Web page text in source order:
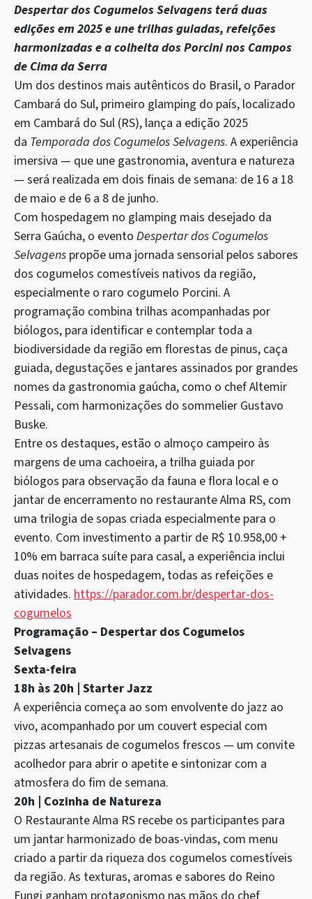
Despertar dos Cogumelos Selvagens terá duas
edições em 2025 e une trilhas guiadas, refeições
harmonizadas e a colheita dos Porcini nos Campos
de Cima da Serra
Um dos destinos mais autênticos do Brasil, o Parador
Cambará do Sul, primeiro glamping do país, localizado
em Cambará do Sul (RS), lança a edição 2025
da Temporada dos Cogumelos Selvagens. A experiência
imersiva — que une gastronomia, aventura e natureza
— será realizada em dois finais de semana: de 16 a 18
de maio e de 6 a 8 de junho.
Com hospedagem no glamping mais desejado da
Serra Gaúcha, o evento Despertar dos Cogumelos
Selvagens propõe uma jornada sensorial pelos sabores
dos cogumelos comestíveis nativos da região,
especialmente o raro cogumelo Porcini. A
programação combina trilhas acompanhadas por
biólogos, para identificar e contemplar toda a
biodiversidade da região em florestas de pinus, caça
guiada, degustações e jantares assinados por grandes
nomes da gastronomia gaúcha, como o chef Altemir
Pessali, com harmonizações do sommelier Gustavo
Buske.
Entre os destaques, estão o almoço campeiro às
margens de uma cachoeira, a trilha guiada por
biólogos para observação da fauna e flora local e o
jantar de encerramento no restaurante Alma RS, com
uma trilogia de sopas criada especialmente para o
evento. Com investimento a partir de R$ 10.958,00 +
10% em barraca suíte para casal, a experiência inclui
duas noites de hospedagem, todas as refeições e
atividades. https://parador.com.br/despertar-dos-
cogumelos
Programação – Despertar dos Cogumelos
Selvagens
Sexta-feira
18h às 20h | Starter Jazz
A experiência começa ao som envolvente do jazz ao
vivo, acompanhado por um couvert especial com
pizzas artesanais de cogumelos frescos — um convite
acolhedor para abrir o apetite e sintonizar com a
atmosfera do fim de semana.
20h | Cozinha de Natureza
O Restaurante Alma RS recebe os participantes para
um jantar harmonizado de boas-vindas, com menu
criado a partir da riqueza dos cogumelos comestíveis
da região. As texturas, aromas e sabores do Reino